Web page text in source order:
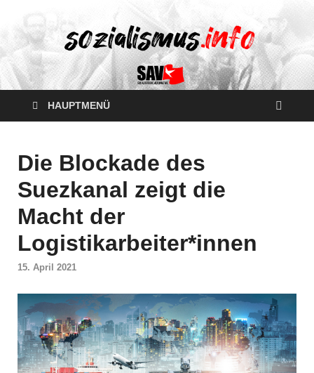
HAUPTMENÜ
Die Blockade des
Suezkanal zeigt die
Macht der
Logistikarbeiter*innen
15. April 2021